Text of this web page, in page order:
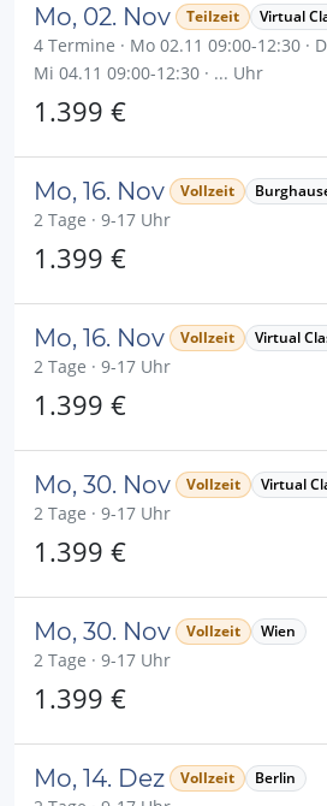
Mo, 02. Nov Teilzeit Virtual
4 Termine · Mo 02.11 09:00-12:30 ·
Mi 04.11 09:00-12:30 · ... Uhr
1.399 €
Mo, 16. Nov Vollzeit
2 Tage · 9-17 Uhr
1.399 €
Mo, 16. Nov Vollzeit Virtual
2 Tage · 9-17 Uhr
1.399 €
Mo, 30. Nov Vollzeit Virtual
2 Tage · 9-17 Uhr
1.399 €
Mo, 30. Nov Vollzeit Wien
2 Tage · 9-17 Uhr
1.399 €
Mo, 14. Dez Vollzeit Berlin